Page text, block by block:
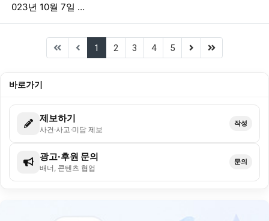
023년 10월 7일 …
1 (current)
2 3 4 5 (next)(last)
바로가기
제보하기
사건·사고·미담 제보
작성
광고·후원 문의
배너, 콘텐츠 협업
문의